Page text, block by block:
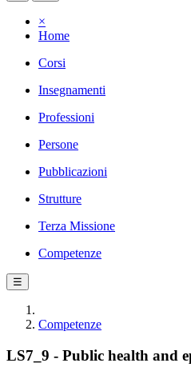
×
Home
Corsi
Insegnamenti
Professioni
Persone
Pubblicazioni
Strutture
Terza Missione
Competenze
☰
Competenze
LS7_9 - Public health and